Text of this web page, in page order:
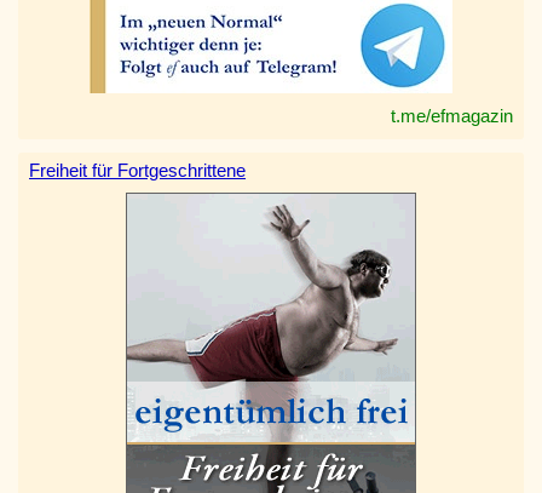
t.me/efmagazin
Freiheit für Fortgeschrittene